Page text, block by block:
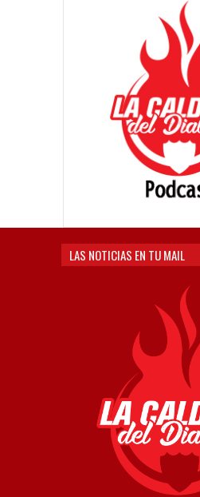
LAS NOTICIAS EN TU MAIL